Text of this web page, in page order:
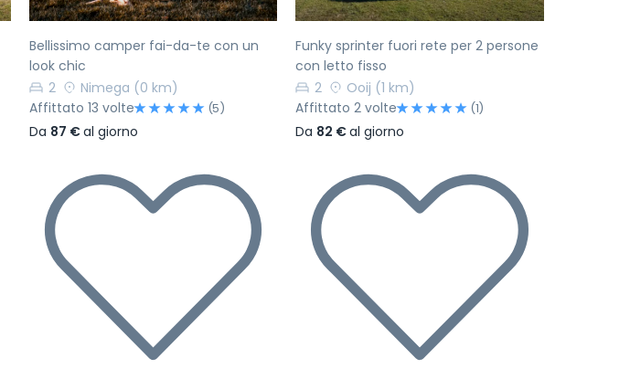
Bellissimo camper fai-da-te con un
look chic
2
Nimega (0 km)
Affittato 13 volte
(5)
Da 87 €al giorno
Funky sprinter fuori rete per 2 persone
con letto fisso
2
Ooij (1 km)
Affittato 2 volte
(1)
Da 82 €al giorno